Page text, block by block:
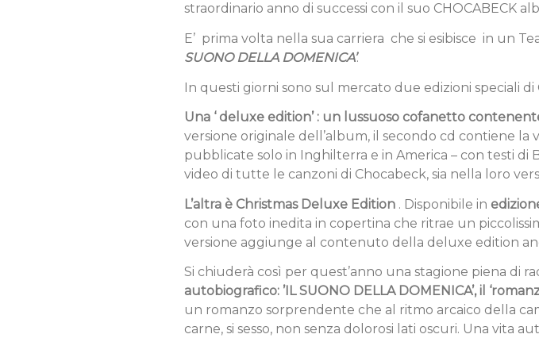
straordinario anno di successi con il suo CHOCABECK
E’ prima volta nella sua carriera che si esibisce in un
SUONO DELLA DOMENICA’.
In questi giorni sono sul mercato due edizioni speciali di
Una ‘ deluxe edition’ : un lussuoso cofanetto
versione originale dell’album, il secondo cd contiene
pubblicate solo in Inghilterra e in America – con testi di
video di tutte le canzoni di Chocabeck, sia nella loro
L’altra è Christmas Deluxe Edition . Disponibile in
con una foto inedita in copertina che ritrae un
versione aggiunge al contenuto della deluxe edition
Si chiuderà così per quest’anno una stagione piena di
autobiografico: ’IL SUONO DELLA DOMENICA’, il
un romanzo sorprendente che al ritmo arcaico della
carne, si sesso, non senza dolorosi lati oscuri. Una vita